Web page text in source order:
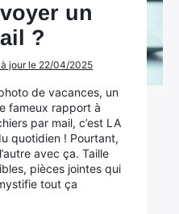
un
?
jour le 22/04/2025
de vacances, un
fameux rapport à
par mail, c’est LA
quotidien ! Pourtant,
avec ça. Taille
pièces jointes qui
tout ça